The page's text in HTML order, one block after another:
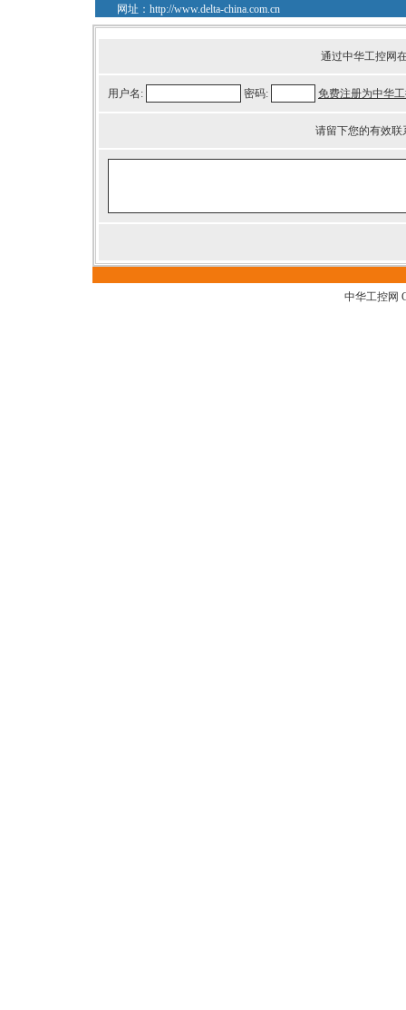
网址： http://www.delta-china.com.cn
通过中华工控网
用户名: 密码: 免费注册为中华
请留下您的有效
中华工控网